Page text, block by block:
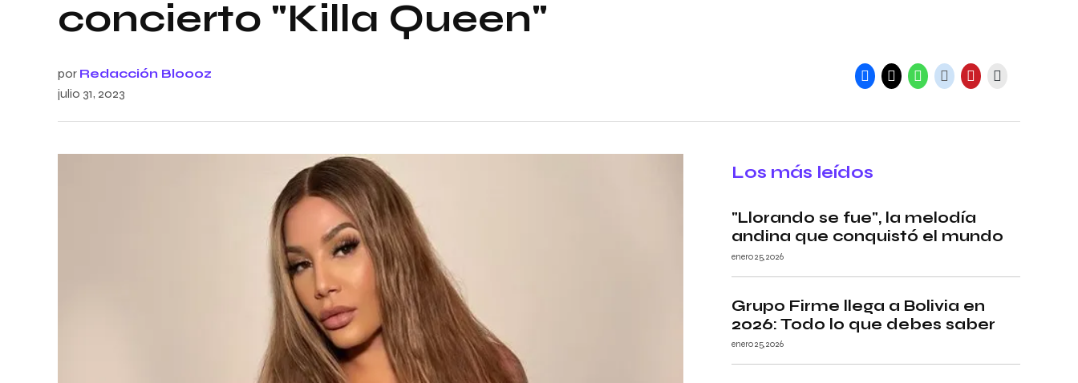
concierto "Killa Queen"
por Redacción Bloooz
julio 31, 2023
Los más leídos
"Llorando se fue", la melodía
andina que conquistó el mundo
enero 25, 2026
Grupo Firme llega a Bolivia en
2026: Todo lo que debes saber
enero 25, 2026